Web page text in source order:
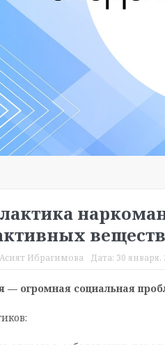
Асият Ибрагимова Дата: 30 января,
— огромная социальная